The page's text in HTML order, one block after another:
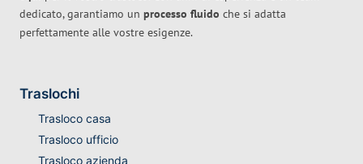
dedicato, garantiamo un processo fluido che si adatta
perfettamente alle vostre esigenze.
Traslochi
Trasloco casa
Trasloco ufficio
Trasloco azienda